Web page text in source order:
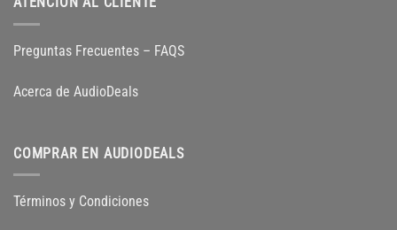
Preguntas Frecuentes – FAQS
Acerca de AudioDeals
COMPRAR EN AUDIODEALS
Términos y Condiciones